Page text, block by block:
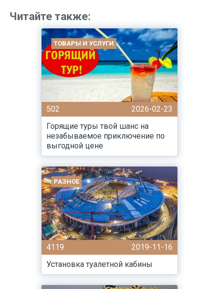
Читайте также:
ТОВАРЫ И УСЛУГИ
502
2026-02-23
Горящие туры твой шанс на
незабываемое приключение по
выгодной цене
РАЗНОЕ
4119
2019-11-16
Установка туалетной кабины